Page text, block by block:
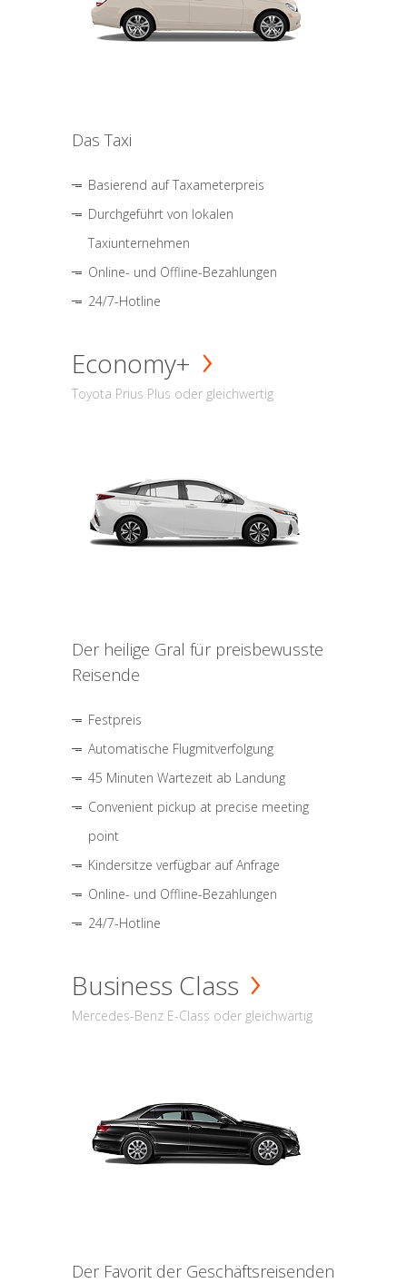
Das Taxi
Basierend auf Taxameterpreis
Durchgeführt von lokalen
Taxiunternehmen
Online- und Offline-Bezahlungen
24/7-Hotline
Economy+
Toyota Prius Plus oder gleichwertig
Der heilige Gral für preisbewusste
Reisende
Festpreis
Automatische Flugmitverfolgung
45 Minuten Wartezeit ab Landung
Convenient pickup at precise meeting
point
Kindersitze verfügbar auf Anfrage
Online- und Offline-Bezahlungen
24/7-Hotline
Business Class
Mercedes-Benz E-Class oder gleichwärtig
Der Favorit der Geschäftsreisenden